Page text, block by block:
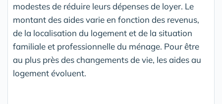
modestes de réduire leurs dépenses de loyer. Le
montant des aides varie en fonction des revenus,
de la localisation du logement et de la situation
familiale et professionnelle du ménage. Pour être
au plus près des changements de vie, les aides au
logement évoluent.